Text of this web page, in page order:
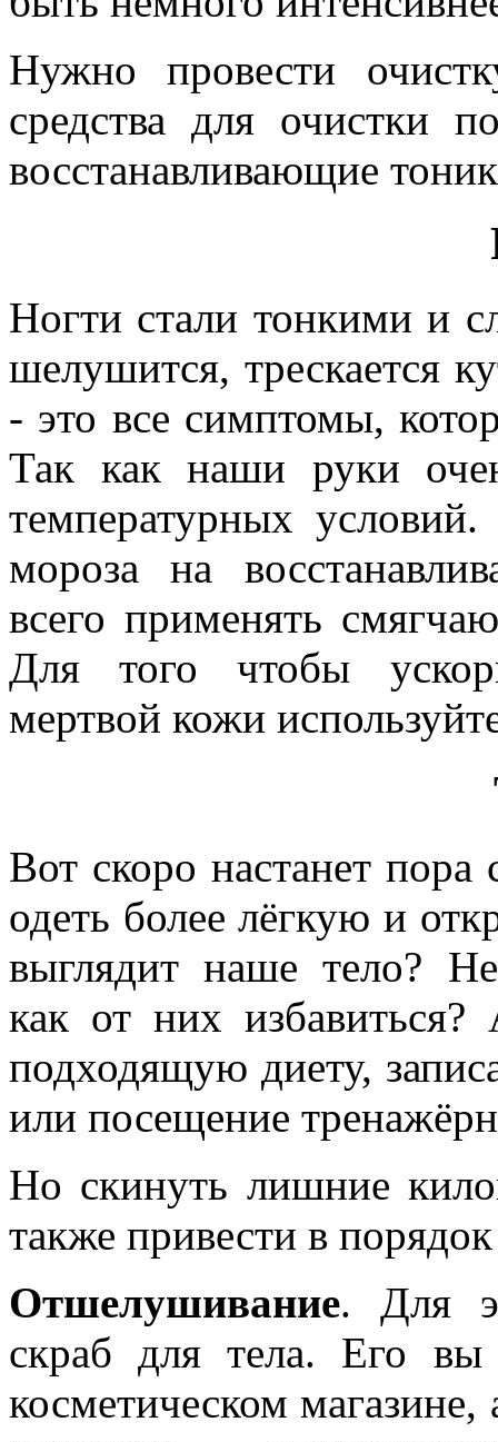
Нужно провести
средства для очистки
восстанавливающие
Ногти стали тонкими и
шелушится, трескается
- это все симптомы,
Так как наши руки
температурных
мороза на
всего применять
Для того чтобы
мертвой кожи
Вот скоро настанет
одеть более лёгкую и
выглядит наше тело?
как от них
подходящую диету,
или посещение
Но скинуть лишние
также привести в
Отшелушивание. Для
скраб для тела. Его
косметическом